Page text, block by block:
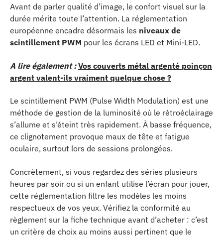
Avant de parler qualité d’image, le confort visuel sur la
durée mérite toute l’attention. La réglementation
européenne encadre désormais les niveaux de
scintillement PWM pour les écrans LED et Mini-LED.
A lire également : Vos couverts métal argenté poinçon
argent valent-ils vraiment quelque chose ?
Le scintillement PWM (Pulse Width Modulation) est une
méthode de gestion de la luminosité où le rétroéclairage
s’allume et s’éteint très rapidement. À basse fréquence,
ce clignotement provoque maux de tête et fatigue
oculaire, surtout lors de sessions prolongées.
Concrètement, si vous regardez des séries plusieurs
heures par soir ou si un enfant utilise l’écran pour jouer,
cette réglementation filtre les modèles les moins
respectueux de vos yeux. Vérifiez la conformité au
règlement sur la fiche technique avant d’acheter : c’est
un critère de choix au moins aussi pertinent que le